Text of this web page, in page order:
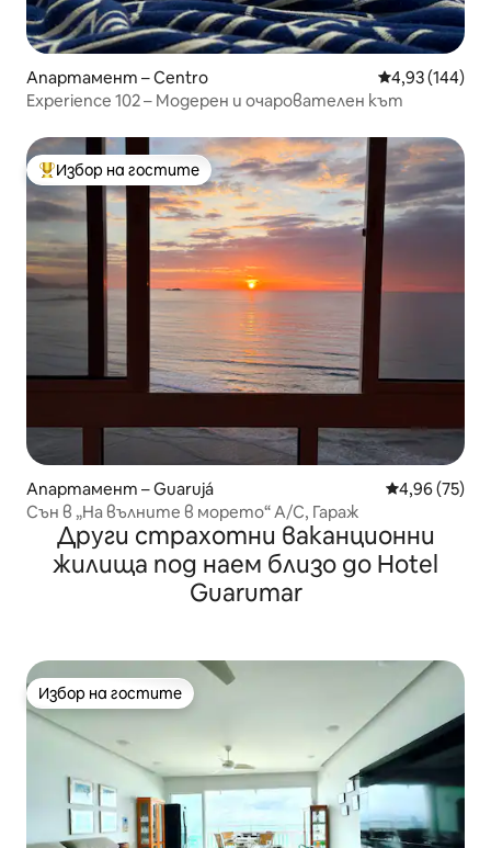
Апартамент – Centro Средна
4,93 (144)
Experience 102 – Модерен и очарователен кът
Най-популярен избор на гостите
Избор на гостите
Апартамент – Guarujá Средна
4,96 (75)
Сън в „На вълните в морето“ A/C, Гараж
Други страхотни ваканционни
жилища под наем близо до Hotel
Guarumar
Избор на гостите
Избор на гостите